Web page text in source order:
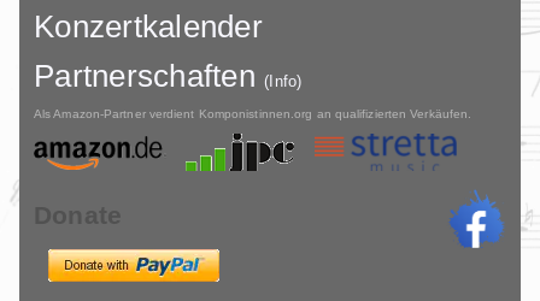
Konzertkalender
Partnerschaften(Info)
Als Amazon-Partner verdient Komponistinnen.org an qualifizierten Verkäufen.
Donate